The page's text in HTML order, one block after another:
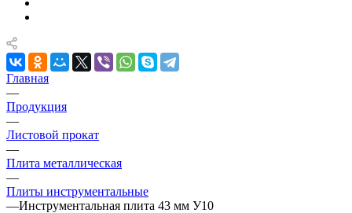
Главная
—
Продукция
—
Листовой прокат
—
Плита металлическая
—
Плиты инструментальные
—Инструментальная плита 43 мм У10